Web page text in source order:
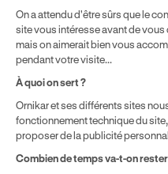
⁵ Montant du financement
par chaque bénéficiaire.
disposant de 500 € de droits
solde disponible sur le
On a attendu d'être sûrs que le
site vous intéresse avant de vous
mais on aimerait bien vous
pendant votre visite...
À quoi on sert ?
Ornikar et ses différents sites
fonctionnement technique du
proposer de la publicité
Combien de temps va-t-on